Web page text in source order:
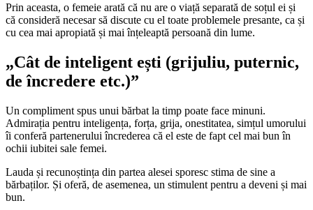
Prin aceasta, o femeie arată că nu are o viață separată de soțul ei și
că consideră necesar să discute cu el toate problemele presante, ca și
cu cea mai apropiată și mai înțeleaptă persoană din lume.
„Cât de inteligent ești (grijuliu, puternic,
de încredere etc.)”
Un compliment spus unui bărbat la timp poate face minuni.
Admirația pentru inteligența, forța, grija, onestitatea, simțul umorului
îi conferă partenerului încrederea că el este de fapt cel mai bun în
ochii iubitei sale femei.
Lauda și recunoștința din partea alesei sporesc stima de sine a
bărbaților. Și oferă, de asemenea, un stimulent pentru a deveni și mai
bun.